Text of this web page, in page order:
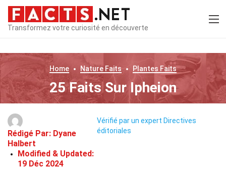
Transformez votre curiosité en découverte
Home Nature Faits Plantes Faits
25 Faits Sur Ipheion
Rédigé Par: Dyane
Halbert
Modified & Updated:
19 Déc 2024
Vérifié par un expert Directives
éditoriales